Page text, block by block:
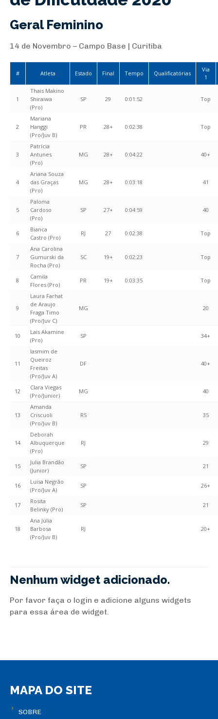
Geral Feminino
14 de Novembro – Campo Base | Curitiba
# Atleta Estado Final Tempo Qualificatórias
Via
1
1
Thais Makino
Shiraiwa
(Pro)
SP 29 0:01:52 Top
2
Mariana
Hanggi
(Pro/Juv B)
PR 28+ 0:02:38 Top
3
Patrícia
Antunes
(Pro)
MG 28+ 0:04:22 40+
4
Ariana Souza
das Graças
(Pro)
MG 28+ 0:03:18 41
5
Paloma
Cardoso
(Pro)
SP 27+ 0:04:59 40
6
Bianca
Castro (Pro)
RJ 27 0:02:38 Top
7
Ana Carolina
Gumurski da
Rocha (Pro)
SC 19+ 0:02:23 Top
8
Camila
Flores (Pro)
PR 19+ 0:03:35 Top
9
Laura Farhat
de Araujo
Fraga Timo
(Pro/Juv C)
MG 20
10
Lais Akamine
(Pro)
SP 34+
11
Iasmim de
Queiroz
Freitas
(Pro/Juv A)
DF 40+
12
Clara Viegas
(Pro/Junior)
MG 40
13
Amanda
Criscuoli
(Pro/Juv B)
RS 35
14
Deborah
Albuquerque
(Pro)
RJ 29
15
Julia Brandão
(Junior)
SP 21
16
Luisa Negrão
(Pro/Juv A)
SP 26+
17
Rosita
Belinky (Pro)
SP 21
18
Ana Júlia
Barbosa
(Pro/Juv B)
RJ 20+
Nenhum widget adicionado.
Por favor faça o login e adicione alguns widgets
para essa área de widget.
MAPA DO SITE
SOBRE